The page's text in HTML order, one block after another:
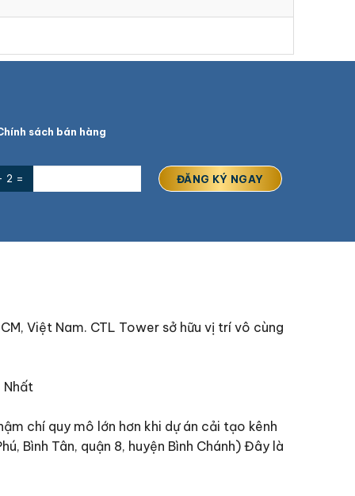
sách bán hàng
2 =
Việt Nam. CTL Tower sở hữu vị trí vô cùng
Nhất
chí quy mô lớn hơn khi dự án cải tạo kênh
Bình Tân, quận 8, huyện Bình Chánh) Đây là